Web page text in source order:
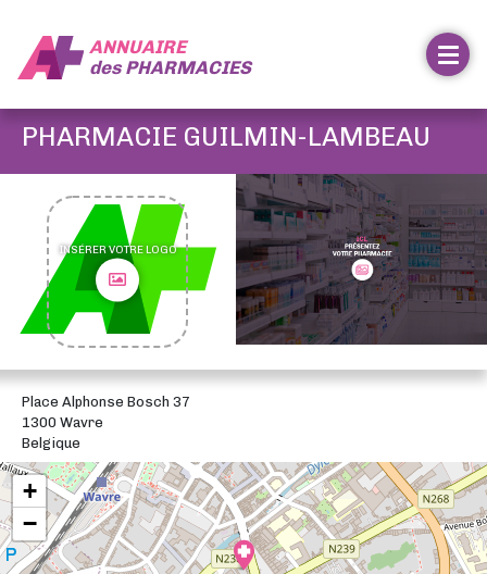
ANNUAIRE
desPHARMACIES
PHARMACIE GUILMIN-LAMBEAU
INSÉRER VOTRE LOGO
Place Alphonse Bosch 37
1300 Wavre
Belgique
+
−